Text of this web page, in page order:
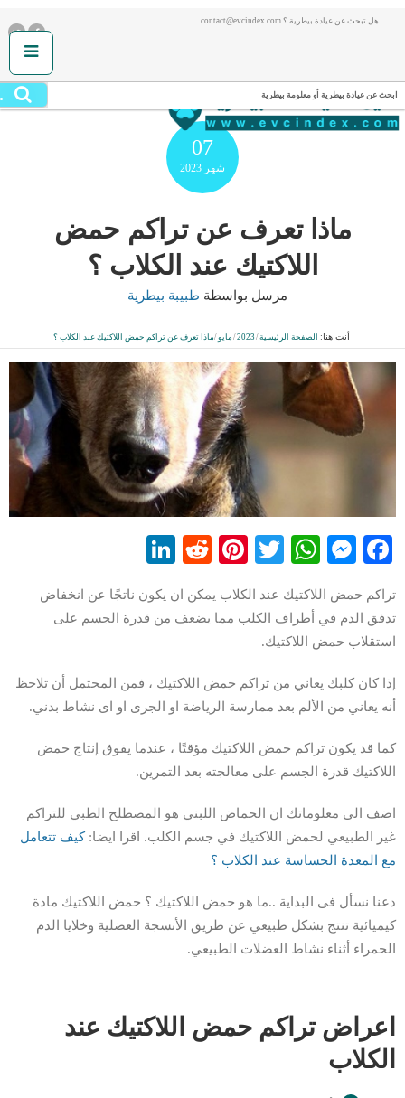
هل تبحث عن عيادة بيطرية ؟ contact@evcindex.com
ابحث عن عيادة بيطرية أو معلومة بيطرية
07
شهر 2023
ماذا تعرف عن تراكم حمض
اللاكتيك عند الكلاب ؟
مرسل بواسطة طبيبة بيطرية
أنت هنا: الصفحة الرئيسية/
2023
/ مايو/ماذا تعرف عن تراكم حمض اللاكتيك عند الكلاب ؟
Facebook
Messenger
WhatsApp
Twitter
Pinterest
Reddit
تراكم حمض اللاكتيك عند الكلاب يمكن ان يكون ناتجًا عن انخفاض
تدفق الدم في أطراف الكلب مما يضعف من قدرة الجسم على
استقلاب حمض اللاكتيك.
إذا كان كلبك يعاني من تراكم حمض اللاكتيك ، فمن المحتمل أن تلاحظ
أنه يعاني من الألم بعد ممارسة الرياضة او الجرى او اى نشاط بدني.
كما قد يكون تراكم حمض اللاكتيك مؤقتًا ، عندما يفوق إنتاج حمض
اللاكتيك قدرة الجسم على معالجته بعد التمرين.
اضف الى معلوماتك ان الحماض اللبني هو المصطلح الطبي للتراكم
غير الطبيعي لحمض اللاكتيك في جسم الكلب. اقرا ايضا:كيف تتعامل
مع المعدة الحساسة عند الكلاب ؟
دعنا نسأل فى البداية ..ما هو حمض اللاكتيك ؟ حمض اللاكتيك مادة
كيميائية تنتج بشكل طبيعي عن طريق الأنسجة العضلية وخلايا الدم
الحمراء أثناء نشاط العضلات الطبيعي.
اعراض تراكم حمض اللاكتيك عند
الكلاب